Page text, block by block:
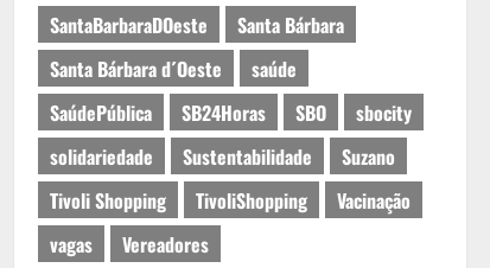
SantaBarbaraDOeste
Santa Bárbara
Santa Bárbara d´Oeste
saúde
SaúdePública
SB24Horas SBO
sbocity
solidariedade
Sustentabilidade
Suzano
Tivoli Shopping
TivoliShopping
Vacinação
vagas
Vereadores